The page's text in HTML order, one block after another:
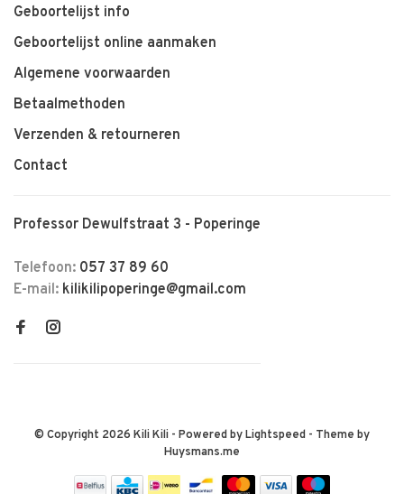
Geboortelijst info
Geboortelijst online aanmaken
Algemene voorwaarden
Betaalmethoden
Verzenden & retourneren
Contact
Professor Dewulfstraat 3 - Poperinge
Telefoon: 057 37 89 60
E-mail: kilikilipoperinge@gmail.com
© Copyright 2026 Kili Kili - Powered byLightspeed - Theme by
Huysmans.me